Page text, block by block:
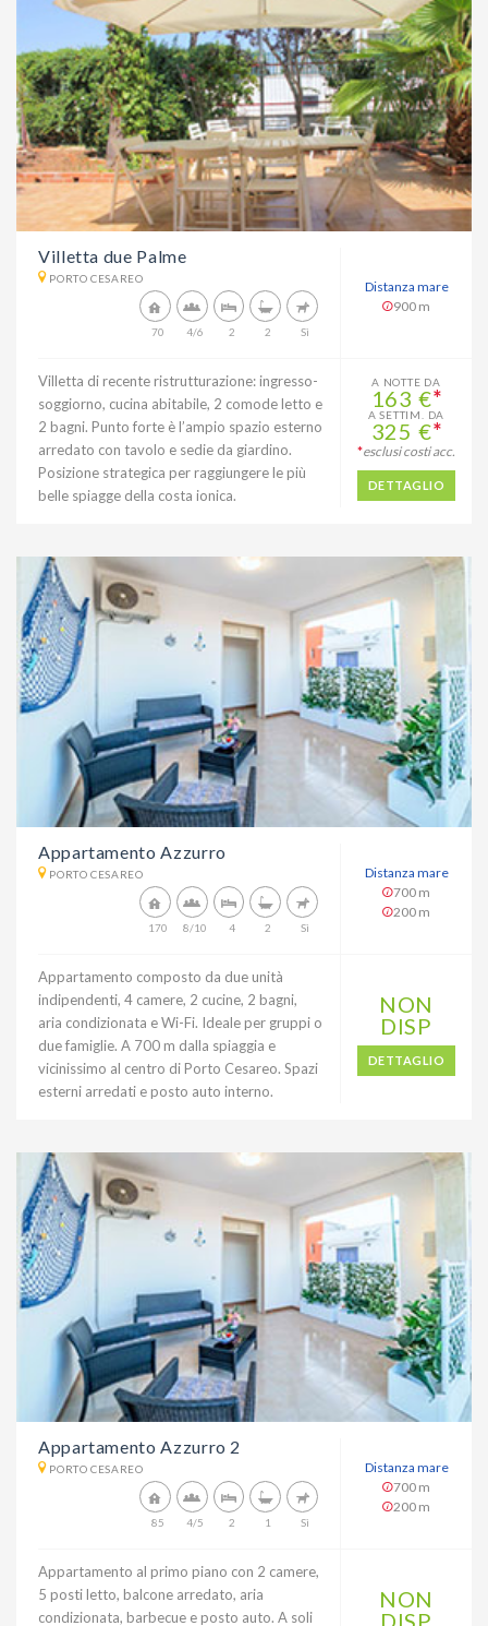
Villetta due Palme
PORTO CESAREO
Sì
2
2
4/6
70
Distanza mare
900 m
Villetta di recente ristrutturazione: ingresso-
soggiorno, cucina abitabile, 2 comode letto e
2 bagni. Punto forte è l’ampio spazio esterno
arredato con tavolo e sedie da giardino.
Posizione strategica per raggiungere le più
belle spiagge della costa ionica.
A NOTTE DA
163 €*
A SETTIM. DA
325 €*
*esclusi costi acc.
DETTAGLIO
Appartamento Azzurro
PORTO CESAREO
Sì
2
4
8/10
170
Distanza mare
700 m
200 m
Appartamento composto da due unità
indipendenti, 4 camere, 2 cucine, 2 bagni,
aria condizionata e Wi-Fi. Ideale per gruppi o
due famiglie. A 700 m dalla spiaggia e
vicinissimo al centro di Porto Cesareo. Spazi
esterni arredati e posto auto interno.
NON
DISP
DETTAGLIO
Appartamento Azzurro 2
PORTO CESAREO
Sì
1
2
4/5
85
Distanza mare
700 m
200 m
Appartamento al primo piano con 2 camere,
5 posti letto, balcone arredato, aria
condizionata, barbecue e posto auto. A soli
NON